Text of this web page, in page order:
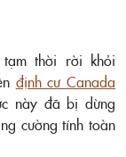
thời rời khỏi
định cư Canada
này đã bị dừng
cường tính toàn